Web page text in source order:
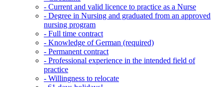
- Current and valid licence to practice as a Nurse
- Degree in Nursing and graduated from an approved
nursing program
- Full time contract
- Knowledge of German (required)
- Permanent contract
- Professional experience in the intended field of
practice
- Willingness to relocate